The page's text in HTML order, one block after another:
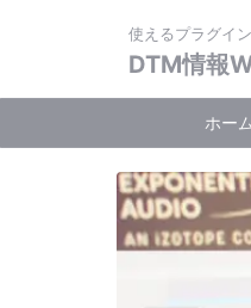
使えるプラグイ
DTM情報
ホーム